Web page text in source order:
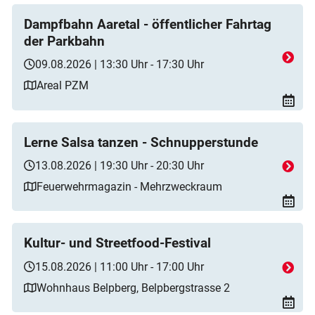
Dampfbahn Aaretal - öffentlicher Fahrtag
der Parkbahn
09.08.2026 | 13:30 Uhr - 17:30 Uhr
Areal PZM
Lerne Salsa tanzen - Schnupperstunde
13.08.2026 | 19:30 Uhr - 20:30 Uhr
Feuerwehrmagazin - Mehrzweckraum
Kultur- und Streetfood-Festival
15.08.2026 | 11:00 Uhr - 17:00 Uhr
Wohnhaus Belpberg, Belpbergstrasse 2